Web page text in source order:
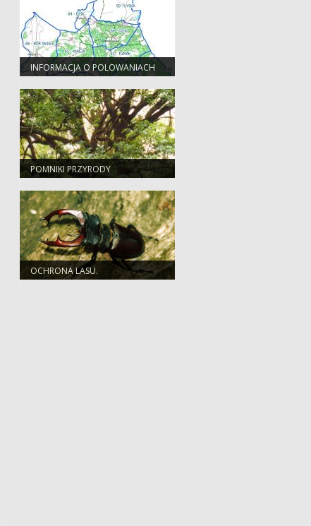
INFORMACJA O POLOWANIACH
POMNIKI PRZYRODY
OCHRONA LASU.